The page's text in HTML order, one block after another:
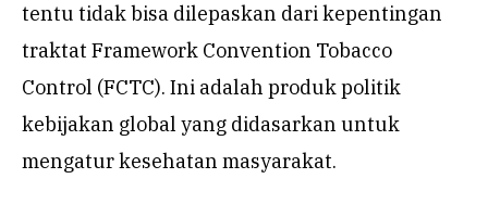
tentu tidak bisa dilepaskan dari kepentingan
traktat Framework Convention Tobacco
Control (FCTC). Ini adalah produk politik
kebijakan global yang didasarkan untuk
mengatur kesehatan masyarakat.